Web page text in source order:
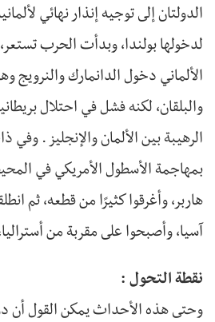
الدولتان إلى توجيه إنذار نهائي
لدخولها بولندا، وبدأت الحرب
الألماني دخول الدانمارك والنرويج
والبلقان، لكنه فشل في احتلال
الرهيبة بين الألمان والإنجليز .
بمهاجمة الأسطول الأمريكي في
هاربر، وأغرقوا كثيرًا من قطعه، ثم
آسيا، وأصبحوا على مقربة من أستراليا،
نقطة التحول :
وحتى هذه الأحداث يمكن القول أن